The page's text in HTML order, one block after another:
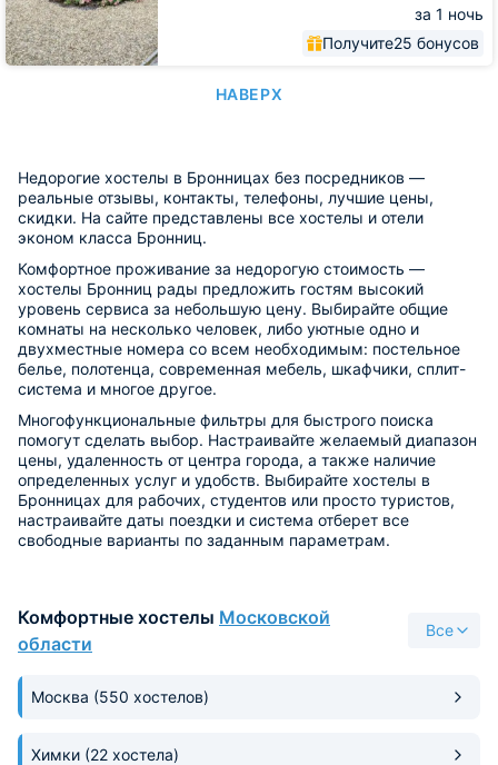
за 1 ночь
Получите25 бонусов
НАВЕРХ
Недорогие хостелы в Бронницах без посредников —
реальные отзывы, контакты, телефоны, лучшие цены,
скидки. На сайте представлены все хостелы и отели
эконом класса Бронниц.
Комфортное проживание за недорогую стоимость —
хостелы Бронниц рады предложить гостям высокий
уровень сервиса за небольшую цену. Выбирайте общие
комнаты на несколько человек, либо уютные одно и
двухместные номера со всем необходимым: постельное
белье, полотенца, современная мебель, шкафчики, сплит-
система и многое другое.
Многофункциональные фильтры для быстрого поиска
помогут сделать выбор. Настраивайте желаемый диапазон
цены, удаленность от центра города, а также наличие
определенных услуг и удобств. Выбирайте хостелы в
Бронницах для рабочих, студентов или просто туристов,
настраивайте даты поездки и система отберет все
свободные варианты по заданным параметрам.
Комфортные хостелы Московской
области
Все
Москва (550 хостелов)
Химки (22 хостела)